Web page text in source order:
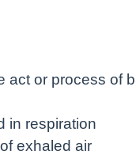
act or process of
in respiration
exhaled air